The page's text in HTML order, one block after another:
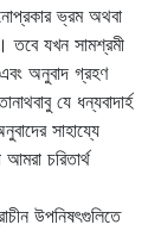
ভ্রম অথবা
তবে যখন সামশ্রমী
অনুবাদ গ্রহণ
যে ধন্যবাদার্হ
সাহায্যে
চরিতার্থ
উপনিষৎগুলিতে